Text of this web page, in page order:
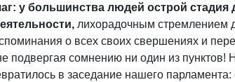
у большинства людей острой стадия
лихорадочным стремлением
о всех своих свершениях и
подвергая сомнению ни один из пунктов!
в заседание нашего